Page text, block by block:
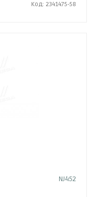
Код: 2341475-58
NJ452